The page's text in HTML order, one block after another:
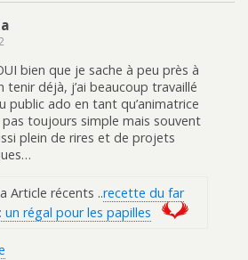
bien que je sache à peu près à
tenir déjà, j’ai beaucoup travaillé
public ado en tant qu’animatrice
pas toujours simple mais souvent
plein de rires et de projets
Article récents ..recette du far
un régal pour les papilles